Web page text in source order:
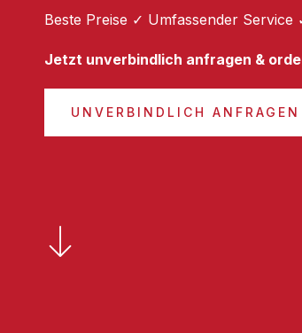
Beste Preise ✓ Umfassender
Jetzt unverbindlich anfragen &
UNVERBINDLICH ANFRAGEN